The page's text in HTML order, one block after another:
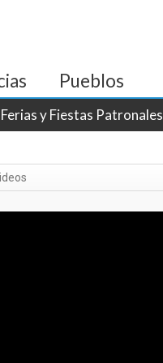
Pueblos
y Fiestas Patronales